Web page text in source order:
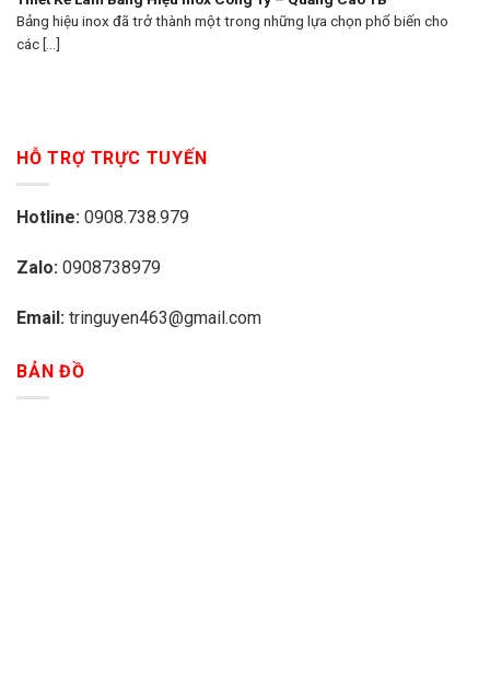
Bảng hiệu inox đã trở thành một trong những lựa chọn phổ biến cho
các [...]
HỖ TRỢ TRỰC TUYẾN
Hotline: 0908.738.979
Zalo: 0908738979
Email: tringuyen463@gmail.com
BẢN ĐỒ